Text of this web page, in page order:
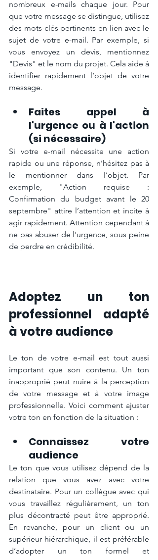
nombreux e-mails chaque jour. Pour
que votre message se distingue, utilisez
des mots-clés pertinents en lien avec le
sujet de votre e-mail. Par exemple, si
vous envoyez un devis, mentionnez
"Devis" et le nom du projet. Cela aide à
identifier rapidement l’objet de votre
message.
Faites appel à
l'urgence ou à l'action
(si nécessaire)
Si votre e-mail nécessite une action
rapide ou une réponse, n’hésitez pas à
le mentionner dans l’objet. Par
exemple, "Action requise :
Confirmation du budget avant le 20
septembre" attire l’attention et incite à
agir rapidement. Attention cependant à
ne pas abuser de l'urgence, sous peine
de perdre en crédibilité.
Adoptez un ton
professionnel adapté
à votre audience
Le ton de votre e-mail est tout aussi
important que son contenu. Un ton
inapproprié peut nuire à la perception
de votre message et à votre image
professionnelle. Voici comment ajuster
votre ton en fonction de la situation :
Connaissez votre
audience
Le ton que vous utilisez dépend de la
relation que vous avez avec votre
destinataire. Pour un collègue avec qui
vous travaillez régulièrement, un ton
plus décontracté peut être approprié.
En revanche, pour un client ou un
supérieur hiérarchique, il est préférable
d’adopter un ton formel et